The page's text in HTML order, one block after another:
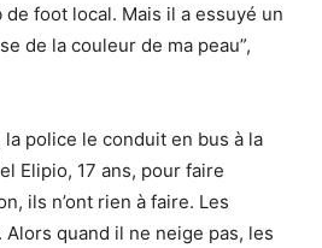
de foot local. Mais il a essuyé un
de la couleur de ma peau”,
police le conduit en bus à la
Elipio, 17 ans, pour faire
ils n’ont rien à faire. Les
quand il ne neige pas, les